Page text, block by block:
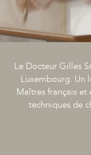
Le Docteur Gilles
Luxembourg. Un
Maîtres français et
techniques de